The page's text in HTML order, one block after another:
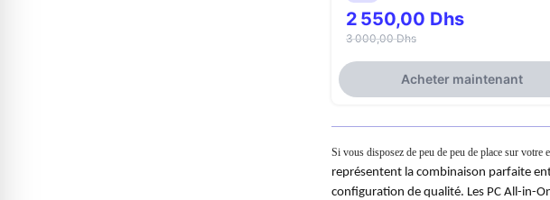
2 550,00 Dhs
3 000,00 Dhs
Acheter maintenant
Si vous disposez de peu de peu de place sur votre
représentent la combinaison parfaite
configuration de qualité. Les PC All-in-